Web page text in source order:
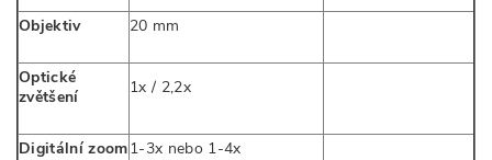
Objektiv 20 mm
Optické
zvětšení
1x / 2,2x
Digitální zoom1-3x nebo 1-4x